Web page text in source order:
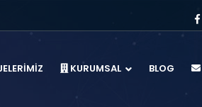
KURUMSAL BLOG